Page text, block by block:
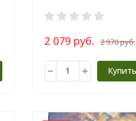
2 079 руб. 2 970 руб.
Купить